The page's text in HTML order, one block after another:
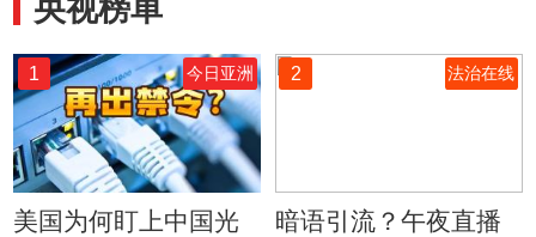
央视榜单
1 今日亚洲
美国为何盯上中国光
2 法治在线
暗语引流？午夜直播